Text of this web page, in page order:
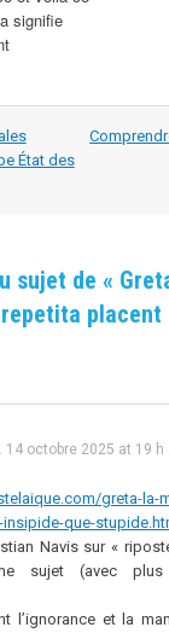
signifie
État des
sujet de «
placent
14 octobre 2025 at 19 h
greta-la-
que-
Navis sur «
sujet (avec
l’ignorance et la